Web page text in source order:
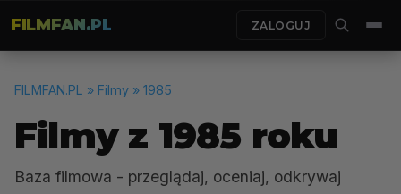
FILMFAN.PL ZALOGUJ
FILMFAN.PL » Filmy » 1985
Filmy z 1985 roku
Baza filmowa - przeglądaj, oceniaj, odkrywaj